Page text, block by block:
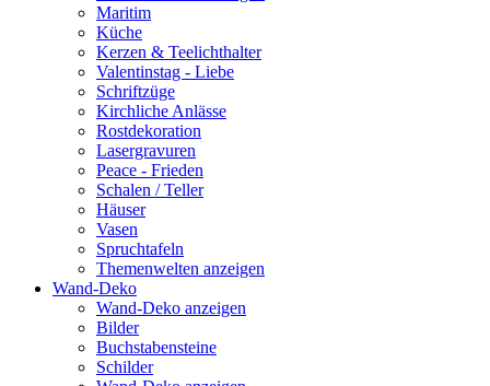
Maritim
Küche
Kerzen & Teelichthalter
Valentinstag - Liebe
Schriftzüge
Kirchliche Anlässe
Rostdekoration
Lasergravuren
Peace - Frieden
Schalen / Teller
Häuser
Vasen
Spruchtafeln
Themenwelten anzeigen
Wand-Deko
Wand-Deko anzeigen
Bilder
Buchstabensteine
Schilder